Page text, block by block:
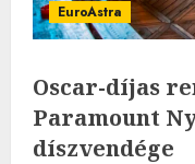
EuroAstra
Oscar-díjas
Paramount
díszvendége